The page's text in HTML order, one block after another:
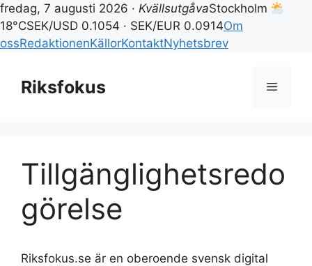
fredag, 7 augusti 2026 · KvällsutgåvaStockholm
18°CSEK/USD 0.1054 · SEK/EUR 0.0914Om
ossRedaktionenKällorKontaktNyhetsbrev
innehållRiksfokus Meny
Tillgänglighetsredo
görelse
Riksfokus.se är en oberoende svensk digital